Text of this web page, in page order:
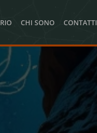
CHI SONO CONTATTI